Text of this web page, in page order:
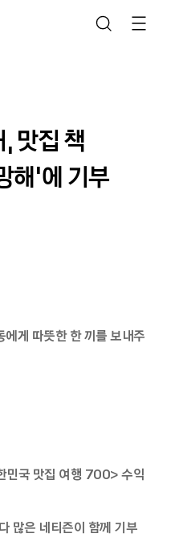
맛집 책
해’에 기부
게 따뜻한 한 끼를 보내주
민국 맛집 여행 700> 수익
많은 네티즌이 함께 기부